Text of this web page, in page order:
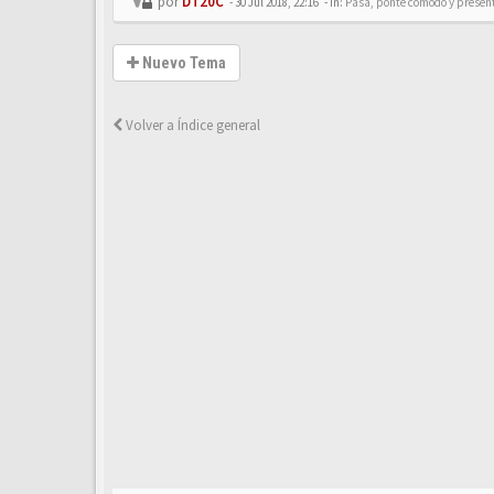
Nuevo Tema
Volver a Índice general